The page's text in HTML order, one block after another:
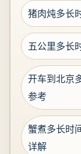
猪肉炖多长
五公里多长
开车到北京
参考
蟹煮多长时
详解